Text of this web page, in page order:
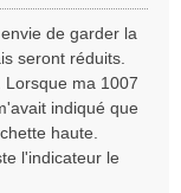
de garder la
seront réduits.
Lorsque ma 1007
indiqué que
haute.
l'indicateur le